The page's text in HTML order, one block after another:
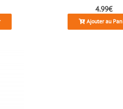
4.99€
Ajouter au